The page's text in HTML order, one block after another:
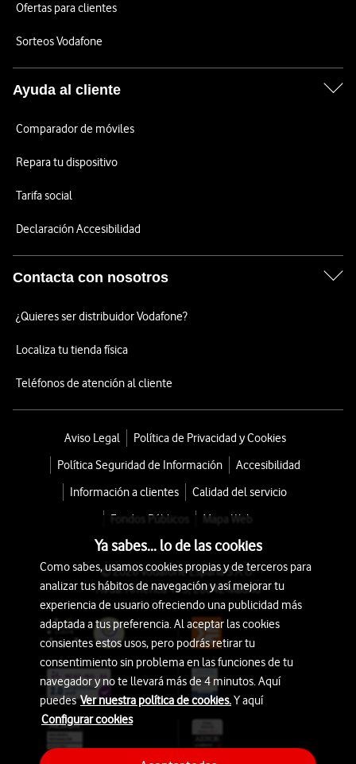
Ofertas para clientes
Sorteos Vodafone
Ayuda al cliente
Comparador de móviles
Repara tu dispositivo
Tarifa social
Declaración Accesibilidad
Contacta con nosotros
¿Quieres ser distribuidor Vodafone?
Localiza tu tienda física
Teléfonos de atención al cliente
Aviso Legal
Política de Privacidad y Cookies
Política Seguridad de Información
Accesibilidad
Información a clientes
Calidad del servicio
Fondos Públicos
Mapa Web
© 2026 Vodafone España S.A.U.
Avda. América 115, 28042 Madrid
Ya sabes... lo de las cookies
Como sabes, usamos cookies propias y de terceros para
analizar tus hábitos de navegación y así mejorar tu
experiencia de usuario ofreciendo una publicidad más
adaptada a tus preferencia. Al aceptar las cookies
consientes estos usos, pero podrás retirar tu
consentimiento sin problema en las funciones de tu
navegador y no te llevará más de 4 minutos. Aquí
puedesVer nuestra política de cookies.Y aquí
Configurar cookies